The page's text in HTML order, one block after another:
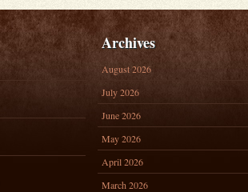
Archives
August 2026
July 2026
June 2026
May 2026
April 2026
March 2026